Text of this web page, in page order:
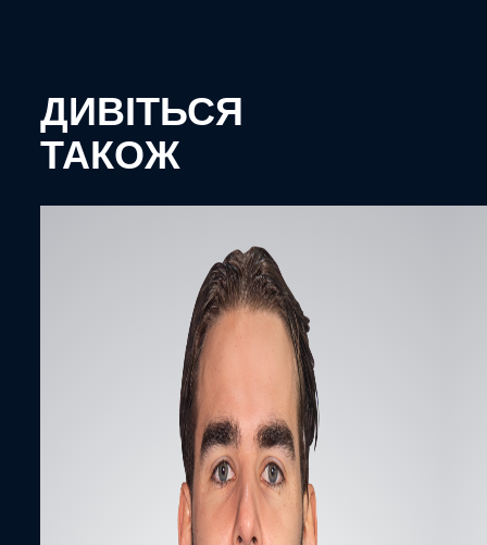
ДИВІТЬСЯ
ТАКОЖ